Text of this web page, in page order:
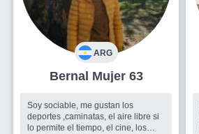
ARG
Bernal Mujer 63
Soy sociable, me gustan los
deportes ,caminatas, el aire libre si
lo permite el tiempo, el cine, los